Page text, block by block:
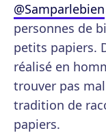
@Samparlebien
personnes de
petits papiers.
réalisé en
trouver pas
tradition de
papiers.